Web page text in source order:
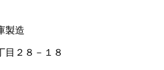
製造
目２８－１８